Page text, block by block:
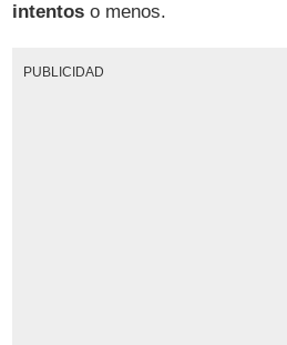
intentos o menos.
PUBLICIDAD